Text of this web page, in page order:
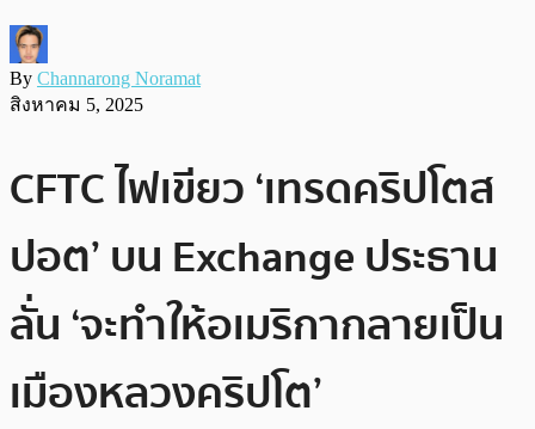
By Channarong Noramat
สิงหาคม 5, 2025
CFTC ไฟเขียว ‘เทรดคริปโตส
ปอต’ บน Exchange ประธาน
ลั่น ‘จะทำให้อเมริกากลายเป็น
เมืองหลวงคริปโต’